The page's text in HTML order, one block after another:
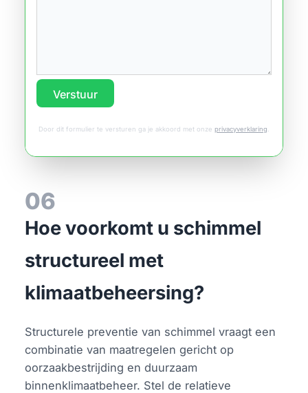
Verstuur
Door dit formulier te versturen ga je akkoord met onze privacyverklaring
06
Hoe voorkomt u schimmel
structureel met
klimaatbeheersing?
Structurele preventie van schimmel vraagt een
combinatie van maatregelen gericht op
oorzaakbestrijding en duurzaam
binnenklimaatbeheer. Stel de relatieve